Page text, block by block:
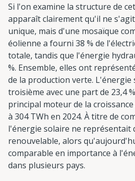
Si l'on examine la structure de
apparaît clairement qu'il ne
unique, mais d'une mosaïque
éolienne a fourni 38 % de
totale, tandis que l'énergie
%. Ensemble, elles ont
de la production verte. L'énergie
troisième avec une part de 23,4
principal moteur de la croissance
à 304 TWh en 2024. À titre de
l'énergie solaire ne représentait
renouvelable, alors
comparable en importance à
dans plusieurs pays.